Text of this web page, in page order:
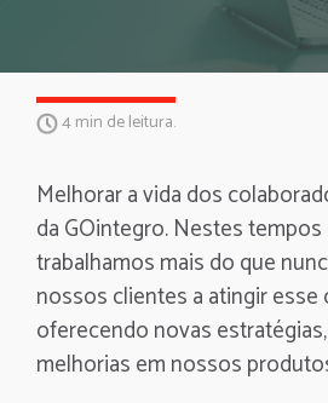
4 min de leitura.
Melhorar a vida dos
da GOintegro. Nestes
trabalhamos mais do que
nossos clientes a atingir esse
oferecendo novas
melhorias em nossos